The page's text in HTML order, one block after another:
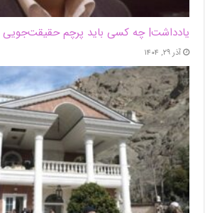
یادداشت| ‌چه کسی باید پرچم حقیقت‌جویی
آذر ۲۹, ۱۴۰۴